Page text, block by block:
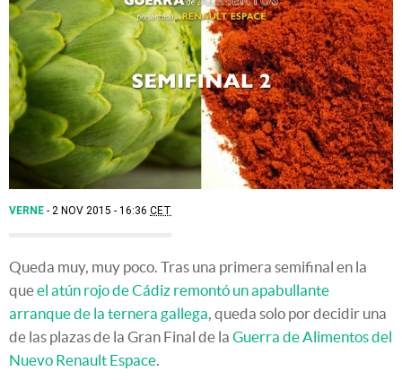
VERNE 2 NOV 2015 - 16:36 CET
Queda muy, muy poco. Tras una primera semifinal en la
queel atún rojo de Cádiz remontó un apabullante
arranque de la ternera gallega, queda solo por decidir una
de las plazas de la Gran Final de la Guerra de Alimentos del
Nuevo Renault Espace.